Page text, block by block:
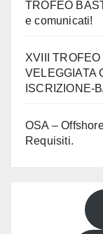
TROFEO
e comunicati!
XVIII
VELEGGIATA
ISCRIZIONE-
OSA –
Requisiti.